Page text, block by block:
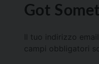
Got
Il tuo indirizzo
campi obbligatori